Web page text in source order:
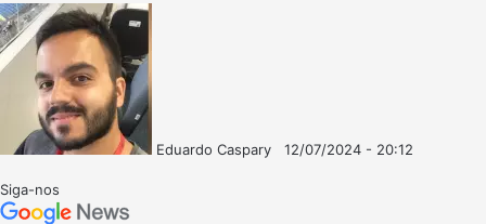
Eduardo Caspary
12/07/2024 - 20:12
Siga-nos